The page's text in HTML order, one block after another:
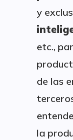
y
etc.,
de las
la